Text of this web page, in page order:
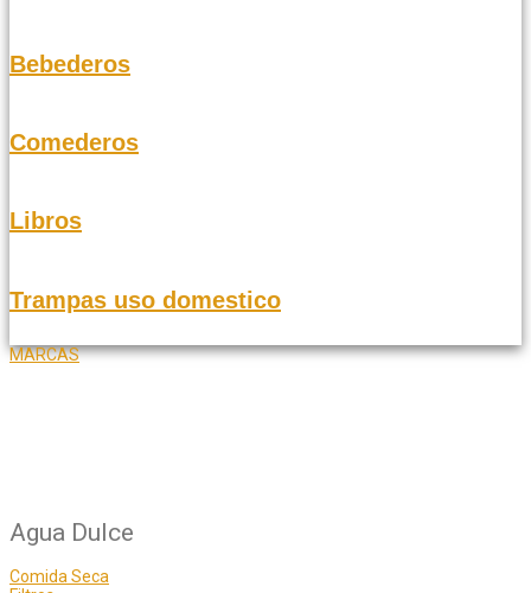
Bebederos
Comederos
Libros
Trampas uso domestico
MARCAS
Agua Dulce
Comida Seca